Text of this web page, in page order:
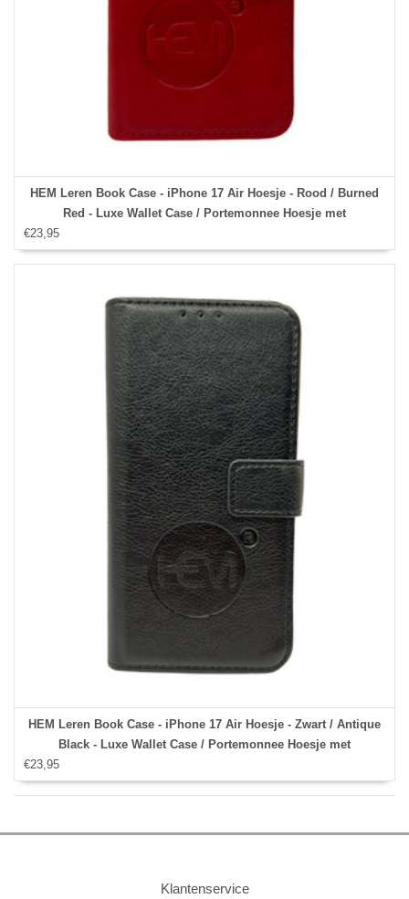
HEM Leren Book Case - iPhone 17 Air Hoesje - Rood / Burned
Red - Luxe Wallet Case / Portemonnee Hoesje met
Pasjeshouder en Bescherming - iPhone 17 Air Bookcase
€23,95
HEM Leren Book Case - iPhone 17 Air Hoesje - Zwart / Antique
Black - Luxe Wallet Case / Portemonnee Hoesje met
Pasjeshouder en Bescherming - iPhone 17 Air Bookcase
€23,95
Klantenservice